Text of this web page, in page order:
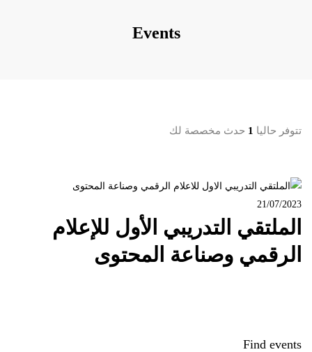
Events
Find events
تتوفر حاليا 1 حدث مخصصة لك
21/07/2023
الملتقي التدريبي الأول للإعلام
الرقمي وصناعة المحتوى